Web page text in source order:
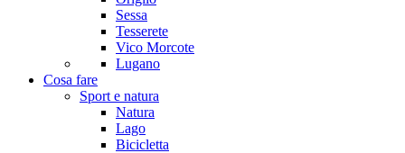
Sessa
Tesserete
Vico Morcote
Lugano
Cosa fare
Sport e natura
Natura
Lago
Bicicletta